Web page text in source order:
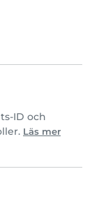
ID och
Läs mer